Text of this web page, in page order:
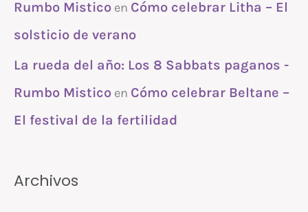
Rumbo Mistico en Cómo celebrar Litha – El
solsticio de verano
La rueda del año: Los 8 Sabbats paganos -
Rumbo Mistico en Cómo celebrar Beltane –
El festival de la fertilidad
Archivos